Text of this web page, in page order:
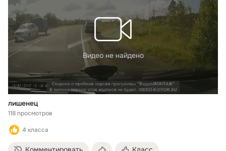
Видео не найдено
лишенец
118 просмотров
4 класса